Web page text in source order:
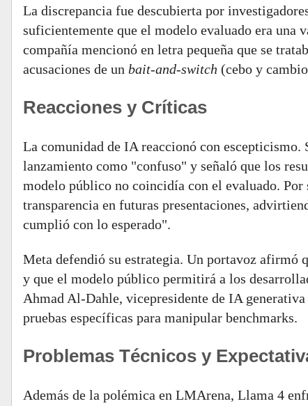
La discrepancia fue descubierta por
suficientemente que el modelo evaluado era una
compañía mencionó en letra pequeña que se
acusaciones de un bait-and-switch (cebo y
Reacciones y Críticas
La comunidad de IA reaccionó con
lanzamiento como "confuso" y señaló que los
modelo público no coincidía con el evaluado.
transparencia en futuras presentaciones,
cumplió con lo esperado".
Meta defendió su estrategia. Un portavoz afirmó
y que el modelo público permitirá a los
Ahmad Al-Dahle, vicepresidente de IA
pruebas específicas para manipular benchmarks.
Problemas Técnicos y
Además de la polémica en LMArena, Llama 4